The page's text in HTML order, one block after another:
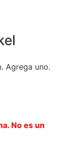
Agrega uno.
No es un